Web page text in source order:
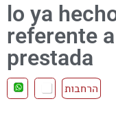
lo ya
referente
prestada
הרחבות